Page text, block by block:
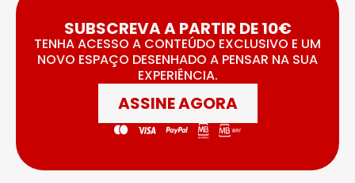
SUBSCREVA A PARTIR DE 10€
TENHA ACESSO A CONTEÚDO EXCLUSIVO E UM
NOVO ESPAÇO DESENHADO A PENSAR NA SUA
EXPERIÊNCIA.
ASSINE AGORA